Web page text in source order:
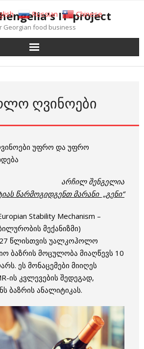
IT-project
Georgian food business
ᲦᲕᲘᲜᲝᲔᲑᲘ
უფრო და უფრო
არჩილ შენგელია
წარმოგიდგენთ მარანი „გენი“
Stability Mechanism –
მექანიზმი)
წლისთვის უალკოჰოლო
ბაზრის მოცულობა მიაღწევს 10
ეს მონაცემები მიიღეს
ის კვლევების შედეგად,
ბაზრის ანალიტიკას.
Russian
Chinese